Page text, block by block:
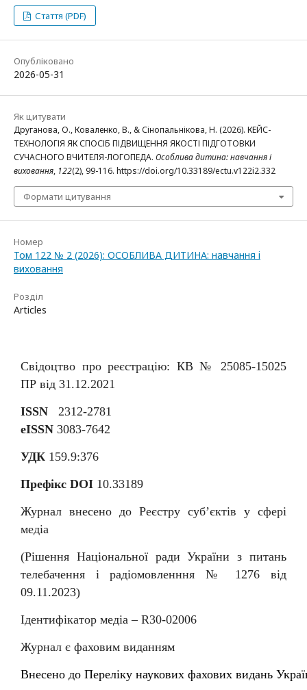
Стаття (PDF)
Опубліковано
2026-05-31
Як цитувати
Друганова, О., Коваленко, В., & Сінопальнікова, Н. (2026). КЕЙС-
ТЕХНОЛОГІЯ ЯК СПОСІБ ПІДВИЩЕННЯ ЯКОСТІ ПІДГОТОВКИ
СУЧАСНОГО ВЧИТЕЛЯ-ЛОГОПЕДА. Особлива дитина: навчання і
виховання, 122(2), 99-116. https://doi.org/10.33189/ectu.v122i2.332
Формати цитування
Номер
Том 122 № 2 (2026): ОСОБЛИВА ДИТИНА: навчання i
виховання
Розділ
Articles
Свідоцтво про реєстрацію: КВ № 25085-15025
ПР від 31.12.2021
ISSN 2312-2781
eISSN 3083-7642
УДК 159.9:376
Префікс DOI 10.33189
Журнал внесено до Реєстру суб’єктів у сфері
медіа
(Рішення Національної ради України з питань
телебачення і радіомовленння № 1276 від
09.11.2023)
Ідентифікатор медіа – R30-02006
Журнал є фаховим виданням
Внесено до Перелiку наукових фахових видань